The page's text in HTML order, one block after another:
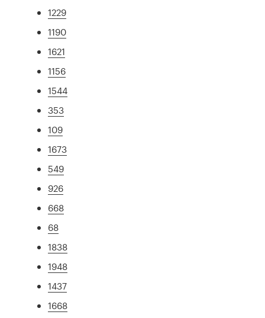
1229
1190
1621
1156
1544
353
109
1673
549
926
668
68
1838
1948
1437
1668